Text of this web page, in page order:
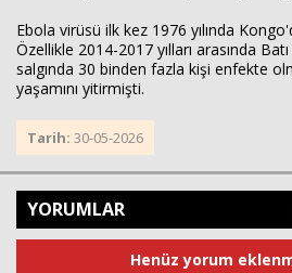
Ebola virüsü ilk kez 1976 yılında
Özellikle 2014-2017 yılları arasında
salgında 30 binden fazla kişi enfekte
yaşamını yitirmişti.
Tarih: 30-05-2026
YORUMLAR
Henüz yorum